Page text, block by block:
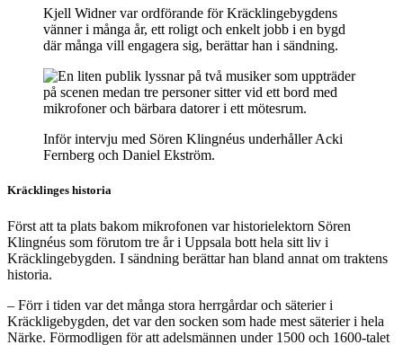
Kjell Widner var ordförande för Kräcklingebygdens
vänner i många år, ett roligt och enkelt jobb i en bygd
där många vill engagera sig, berättar han i sändning.
Inför intervju med Sören Klingnéus underhåller Acki
Fernberg och Daniel Ekström.
Kräcklinges historia
Först att ta plats bakom mikrofonen var historielektorn Sören
Klingnéus som förutom tre år i Uppsala bott hela sitt liv i
Kräcklingebygden. I sändning berättar han bland annat om traktens
historia.
– Förr i tiden var det många stora herrgårdar och säterier i
Kräckligebygden, det var den socken som hade mest säterier i hela
Närke. Förmodligen för att adelsmännen under 1500 och 1600-talet